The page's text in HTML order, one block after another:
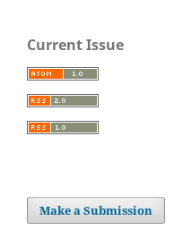
Current Issue
Make a Submission